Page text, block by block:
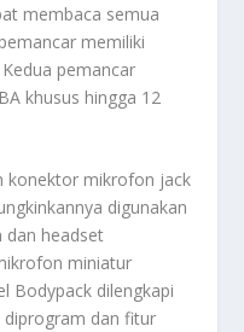
membaca semua
memiliki
pemancar
khusus hingga 12
konektor mikrofon jack
digunakan
dan headset
miniatur
Bodypack dilengkapi
diprogram dan fitur